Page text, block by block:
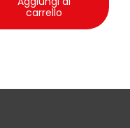
carrello